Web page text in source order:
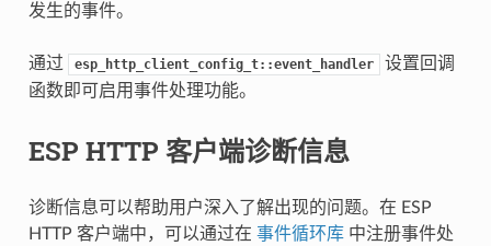
发生的事件。
通过 esp_http_client_config_t::event_handler
设置回调
函数即可启用事件处理功能。
ESP HTTP 客户端诊断信息
诊断信息可以帮助用户深入了解出现的问题。在 ESP
HTTP 客户端中，可以通过在 事件循环库中注册事件处